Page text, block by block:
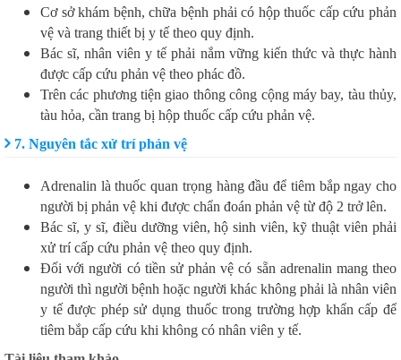
Cơ sở khám bệnh, chữa bệnh phải có hộp thuốc cấp cứu phản
vệ và trang thiết bị y tế theo quy định.
Bác sĩ, nhân viên y tế phải nắm vững kiến thức và thực hành
được cấp cứu phản vệ theo phác đồ.
Trên các phương tiện giao thông công cộng máy bay, tàu thủy,
tàu hỏa, cần trang bị hộp thuốc cấp cứu phản vệ.
7. Nguyên tắc xử trí phản vệ
Adrenalin là thuốc quan trọng hàng đầu để tiêm bắp ngay cho
người bị phản vệ khi được chẩn đoán phản vệ từ độ 2 trở lên.
Bác sĩ, y sĩ, điều dưỡng viên, hộ sinh viên, kỹ thuật viên phải
xử trí cấp cứu phản vệ theo quy định.
Đối với người có tiền sử phản vệ có sẵn adrenalin mang theo
người thì người bệnh hoặc người khác không phải là nhân viên
y tế được phép sử dụng thuốc trong trường hợp khẩn cấp để
tiêm bắp cấp cứu khi không có nhân viên y tế.